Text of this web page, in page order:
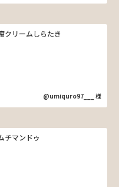
クリームしらたき
@umiquro97___ 様
チマンドゥ